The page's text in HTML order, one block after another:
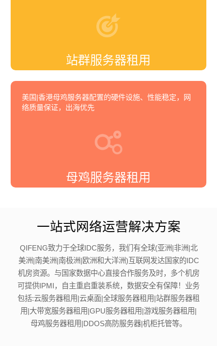
站群服务器租用
美国|香港母鸡服务器配置的硬件设施、性能稳定，网
络质量保证，出海优先
母鸡服务器租用
一站式网络运营解决方案
QIFENG致力于全球IDC服务，我们有全球(亚洲|非洲|北
美洲|南美洲|南极洲|欧洲和大洋洲)互联网发达国家的IDC
机房资源。与国家数据中心直接合作服务及时，多个机房
可提供IPMI，自主重启重装系统，数据安全有保障！业务
包括:云服务器租用|云桌面|全球服务器租用|站群服务器租
用|大带宽服务器租用|GPU服务器租用|游戏服务器租用|
母鸡服务器租用|DDOS高防服务器|机柜托管等。